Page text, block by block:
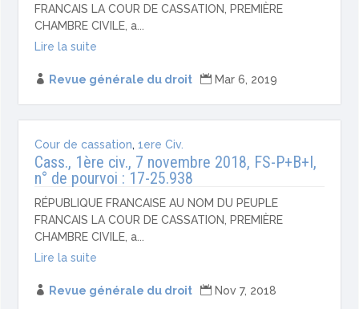
FRANCAIS LA COUR DE CASSATION, PREMIÈRE
CHAMBRE CIVILE, a...
Lire la suite
 Revue générale du droit  Mar 6, 2019
Cour de cassation,1ere Civ.
Cass., 1ère civ., 7 novembre 2018, FS-P+B+I,
n° de pourvoi : 17-25.938
RÉPUBLIQUE FRANCAISE AU NOM DU PEUPLE
FRANCAIS LA COUR DE CASSATION, PREMIÈRE
CHAMBRE CIVILE, a...
Lire la suite
 Revue générale du droit  Nov 7, 2018